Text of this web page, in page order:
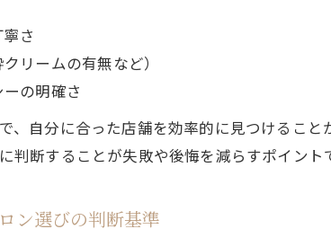
さ
リームの有無など）
の明確さ
、自分に合った店舗を効率的に見つけるこ
判断することが失敗や後悔を減らすポイント
ン選びの判断基準